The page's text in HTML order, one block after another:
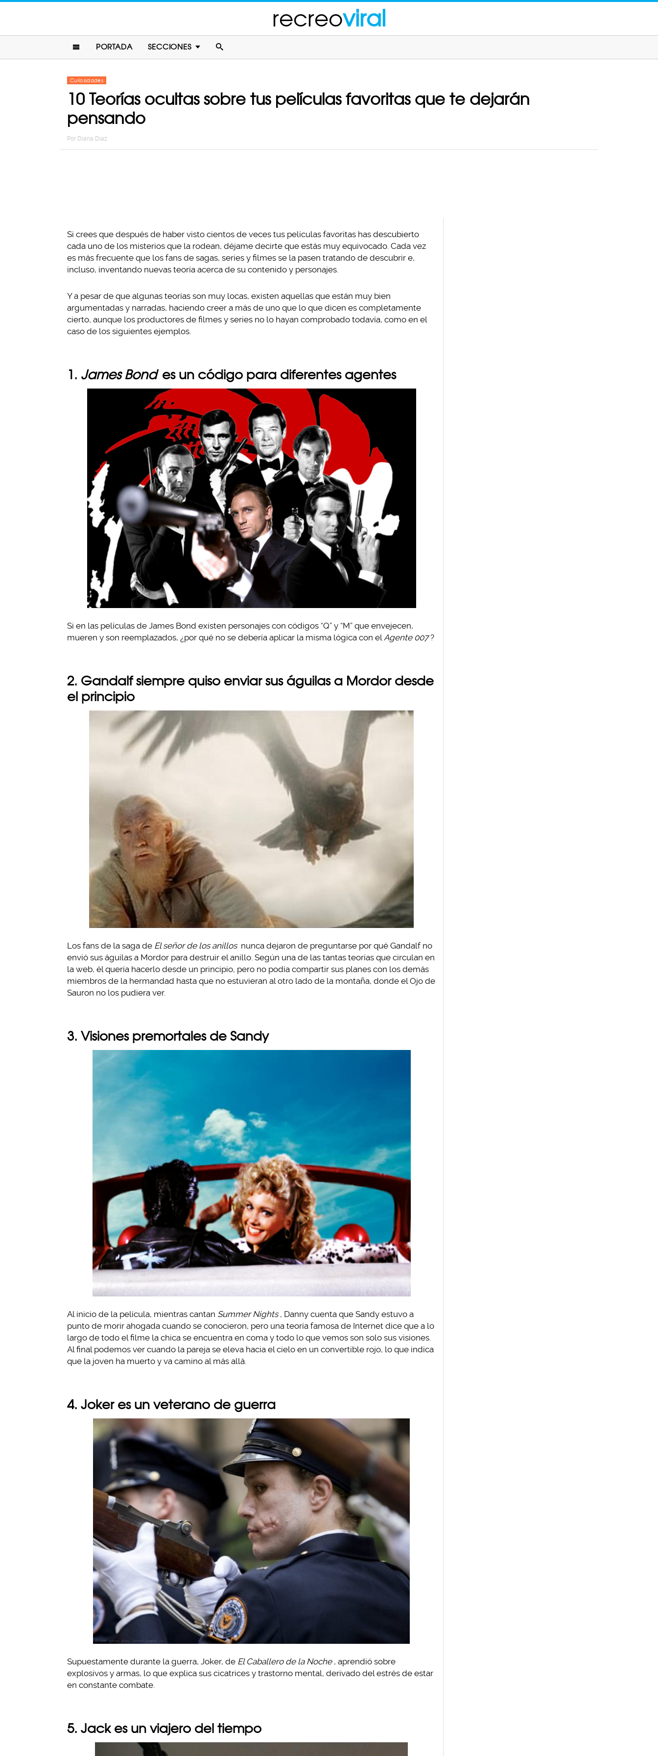
recreoviral
PORTADA SECCIONES
Curiosidades
10 Teorías ocultas sobre tus películas favoritas que te dejarán
pensando
Por Diana Diaz
Si crees que después de haber visto cientos de veces tus películas favoritas has descubierto
cada uno de los misterios que la rodean, déjame decirte que estás muy equivocado. Cada vez
es más frecuente que los fans de sagas, series y filmes se la pasen tratando de descubrir e,
incluso, inventando nuevas teoría acerca de su contenido y personajes.
Y a pesar de que algunas teorías son muy locas, existen aquellas que están muy bien
argumentadas y narradas, haciendo creer a más de uno que lo que dicen es completamente
cierto, aunque los productores de filmes y series no lo hayan comprobado todavía, como en el
caso de los siguientes ejemplos.
1. James Bondes un código para diferentes agentes
Si en las películas de James Bond existen personajes con códigos “Q” y “M” que envejecen,
mueren y son reemplazados, ¿por qué no se debería aplicar la misma lógica con elAgente 007 ?
2. Gandalf siempre quiso enviar sus águilas a Mordor desde
el principio
Los fans de la saga de El señor de los anillos nunca dejaron de preguntarse por qué Gandalf no
envió sus águilas a Mordor para destruir el anillo. Según una de las tantas teorías que circulan en
la web, él quería hacerlo desde un principio, pero no podía compartir sus planes con los demás
miembros de la hermandad hasta que no estuvieran al otro lado de la montaña, donde el Ojo de
Sauron no los pudiera ver.
3. Visiones premortales de Sandy
Al inicio de la película, mientras cantan Summer Nights , Danny cuenta que Sandy estuvo a
punto de morir ahogada cuando se conocieron, pero una teoría famosa de Internet dice que a lo
largo de todo el filme la chica se encuentra en coma y todo lo que vemos son solo sus visiones.
Al final podemos ver cuando la pareja se eleva hacia el cielo en un convertible rojo, lo que indica
que la joven ha muerto y va camino al más allá.
4. Joker es un veterano de guerra
Supuestamente durante la guerra, Joker, de El Caballero de la Noche , aprendió sobre
explosivos y armas, lo que explica sus cicatrices y trastorno mental, derivado del estrés de estar
en constante combate.
5. Jack es un viajero del tiempo